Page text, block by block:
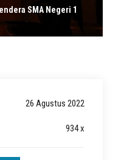
SMA Negeri 1
26 Agustus 2022
934 x